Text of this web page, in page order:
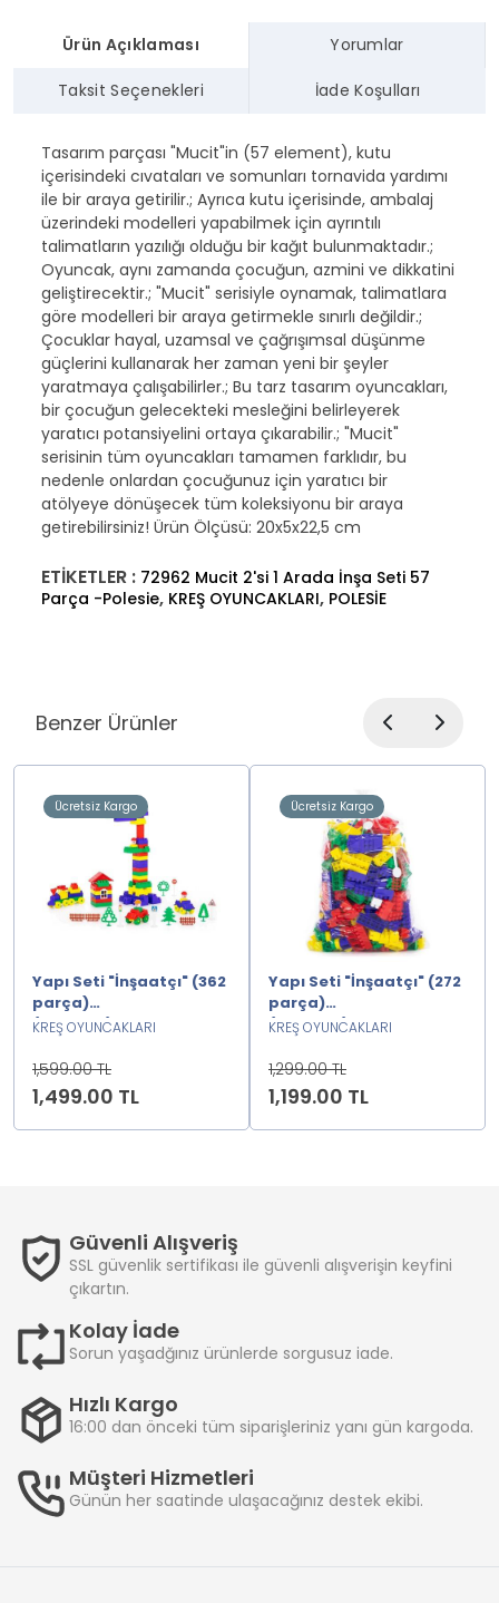
Ürün Açıklaması Yorumlar
Taksit Seçenekleri İade Koşulları
Tasarım parçası "Mucit"in (57 element), kutu
içerisindeki cıvataları ve somunları tornavida yardımı
ile bir araya getirilir.; Ayrıca kutu içerisinde, ambalaj
üzerindeki modelleri yapabilmek için ayrıntılı
talimatların yazılığı olduğu bir kağıt bulunmaktadır.;
Oyuncak, aynı zamanda çocuğun, azmini ve dikkatini
geliştirecektir.; "Mucit" serisiyle oynamak, talimatlara
göre modelleri bir araya getirmekle sınırlı değildir.;
Çocuklar hayal, uzamsal ve çağrışımsal düşünme
güçlerini kullanarak her zaman yeni bir şeyler
yaratmaya çalışabilirler.; Bu tarz tasarım oyuncakları,
bir çocuğun gelecekteki mesleğini belirleyerek
yaratıcı potansiyelini ortaya çıkarabilir.; "Mucit"
serisinin tüm oyuncakları tamamen farklıdır, bu
nedenle onlardan çocuğunuz için yaratıcı bir
atölyeye dönüşecek tüm koleksiyonu bir araya
getirebilirsiniz! Ürün Ölçüsü: 20x5x22,5 cm
ETİKETLER : 72962 Mucit 2'si 1 Arada İnşa Seti 57
Parça -Polesie, KREŞ OYUNCAKLARI, POLESİE
Benzer Ürünler
Ücretsiz Kargo
Yapı Seti "İnşaatçı" (362
parça)
(pakette)2222222
KREŞ OYUNCAKLARI
1,599.00 TL
1,499.00 TL
Ücretsiz Kargo
Yapı Seti "İnşaatçı" (272
parça)
(pakette)2222222
KREŞ OYUNCAKLARI
1,299.00 TL
1,199.00 TL
Güvenli Alışveriş
SSL güvenlik sertifikası ile güvenli alışverişin keyfini
çıkartın.
Kolay İade
Sorun yaşadğınız ürünlerde sorgusuz iade.
Hızlı Kargo
16:00 dan önceki tüm siparişleriniz yanı gün kargoda.
Müşteri Hizmetleri
Günün her saatinde ulaşacağınız destek ekibi.